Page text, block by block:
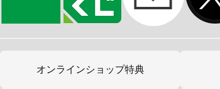
また銀鶏用に鈴木康士氏描き下ろし
ースが付属、雰囲気をさらに盛り上
パッケージアートも鈴木康士氏に描
オンラインショップ特典